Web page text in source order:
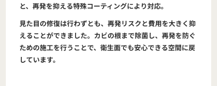
と、再発を抑える特殊コーティングにより対応。
見た目の修復は行わずとも、再発リスクと費用を大きく抑
えることができました。カビの根まで除菌し、再発を防ぐ
ための施工を行うことで、衛生面でも安心できる空間に戻
しています。